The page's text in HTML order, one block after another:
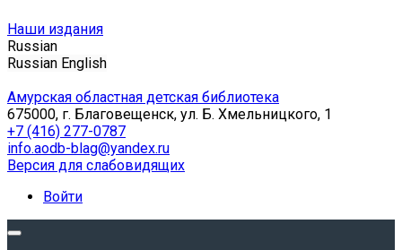
Наши издания
Russian
Russian English
Амурская областная детская библиотека
675000, г. Благовещенск, ул. Б. Хмельницкого, 1
+7 (416) 277-0787
info.aodb-blag@yandex.ru
Версия для слабовидящих
Войти